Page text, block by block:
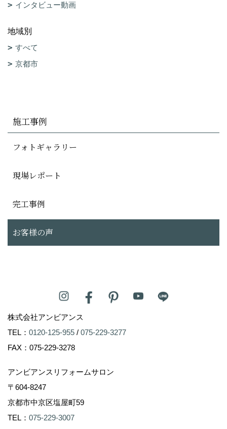
インタビュー動画
地域別
すべて
京都市
施工事例
フォトギャラリー
現場レポート
完工事例
お客様の声
株式会社アンビアンス
TEL： 0120-125-955 / 075-229-3277
FAX：075-229-3278
アンビアンスリフォームサロン
〒604-8247
京都市中京区塩屋町59
TEL： 075-229-3007